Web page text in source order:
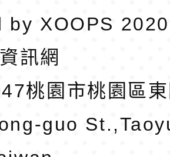
by XOOPS
訊網
桃園市桃園區
guo